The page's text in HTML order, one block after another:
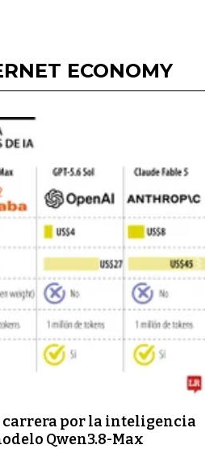
ECONOMY
carrera por la inteligencia
Qwen3.8-Max